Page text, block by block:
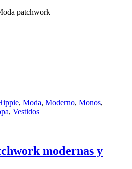
, Moda, Moderno, Monos,
, Vestidos
modernas y